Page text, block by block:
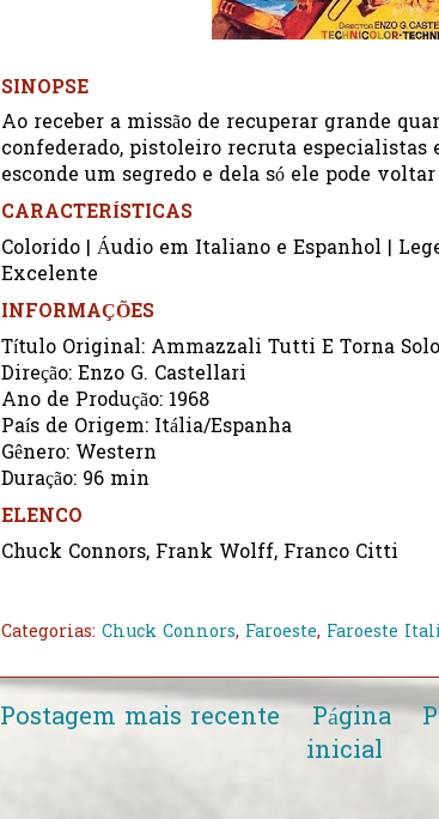
SINOPSE
Ao receber a missão de recuperar grande
confederado, pistoleiro recruta especialistas
esconde um segredo e dela só ele pode
CARACTERÍSTICAS
Colorido | Áudio em Italiano e Espanhol |
Excelente
INFORMAÇÕES
Título Original: Ammazzali Tutti E Torna Solo
Direção: Enzo G. Castellari
Ano de Produção: 1968
País de Origem: Itália/Espanha
Gênero: Western
Duração: 96 min
ELENCO
Chuck Connors, Frank Wolff, Franco Citti
Categorias: Chuck Connors, Faroeste, Faroeste
Postagem mais recente
Página
inicial